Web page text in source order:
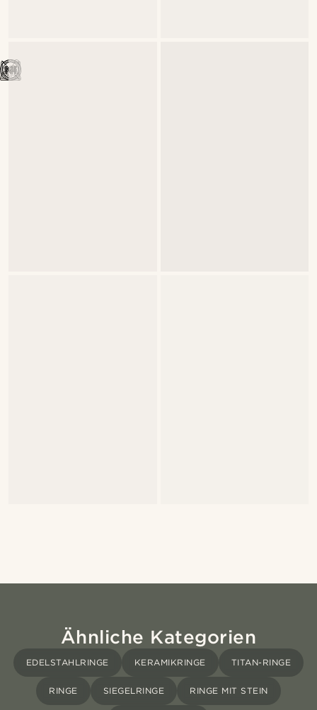
Ähnliche Kategorien
EDELSTAHLRINGE KERAMIKRINGE TITAN-RINGE
RINGE SIEGELRINGE RINGE MIT STEIN